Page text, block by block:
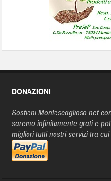
DONAZIONI
Sostieni Montescaglioso.net
saremo infinitamente grati e
migliori tutti nostri servizi tra